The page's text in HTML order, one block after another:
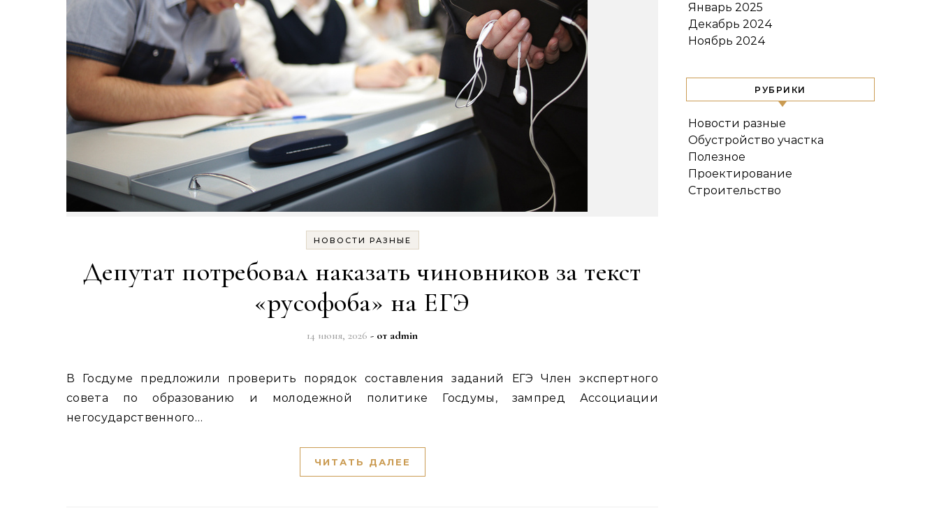
НОВОСТИ РАЗНЫЕ
Депутат потребовал наказать чиновников за текст
«русофоба» на ЕГЭ
14 июня, 2026 - от admin
В Госдуме предложили проверить порядок составления заданий ЕГЭ Член экспертного
совета по образованию и молодежной политике Госдумы, зампред Ассоциации
негосударственного…
ЧИТАТЬ ДАЛЕЕ
Январь 2025
Декабрь 2024
Ноябрь 2024
РУБРИКИ
Новости разные
Обустройство участка
Полезное
Проектирование
Строительство